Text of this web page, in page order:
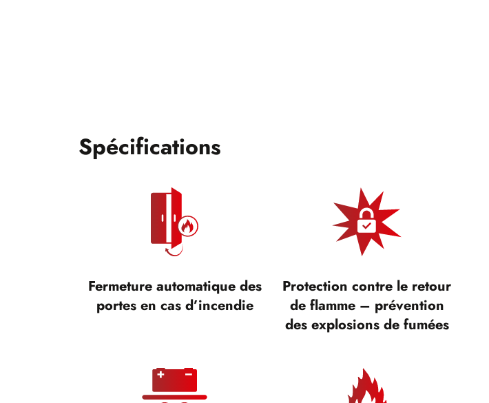
Spécifications
Fermeture automatique des
portes en cas d’incendie
Protection contre le retour
de flamme – prévention
des explosions de fumées